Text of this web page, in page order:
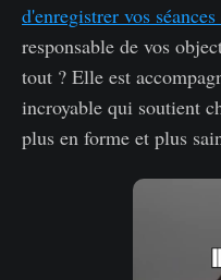
d'enregistrer vos
responsable de vos
tout ? Elle est
incroyable qui soutient
plus en forme et plus